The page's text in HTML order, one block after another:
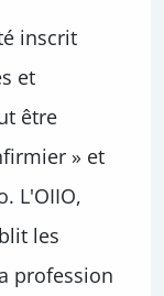
inscrit
et
être
» et
L'OIIO,
les
profession